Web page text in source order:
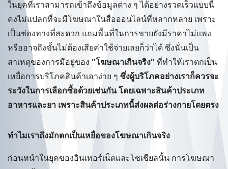
ในยุคที่เราสามารถเข้าถึงข้อมูลต่าง ๆ ได้อย่างรวดเร็วแบบนี้
คงไม่แปลกที่จะมีโฆษณาในสื่อออนไลน์ที่หลากหลาย เพราะ
เป็นช่องทางที่สะดวก แถมพื้นที่ในการขายยังมีราคาไม่แพง
หรืออาจถึงขั้นไม่ต้องเสียค่าใช้จ่ายเลยก็ว่าได้ ซึ่งนั่นเป็น
สาเหตุของการมีอยู่ของ "โฆษณาเกินจริง" ที่ทำให้เราตกเป็น
เหยื่อการบริโภคสินค้าเอาง่าย ๆ ซึ่งผู้บริโภคอย่างเราก็ควรจะ
ระวังในการเลือกซื้อด้วยเช่นกัน โดยเฉพาะสินค้าประเภท
อาหารและยา เพราะสินค้าประเภทนี้ส่งผลต่อร่างกายโดยตรง
ทำไมเราถึงมักตกเป็นเหยื่อของโฆษณาเกินจริง
ก่อนหน้าในยุคของอินเทอร์เน็ตและโซเชียลนั้น การโฆษณา